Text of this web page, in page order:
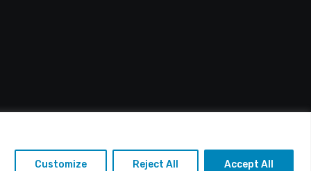
Customize Reject All Accept All